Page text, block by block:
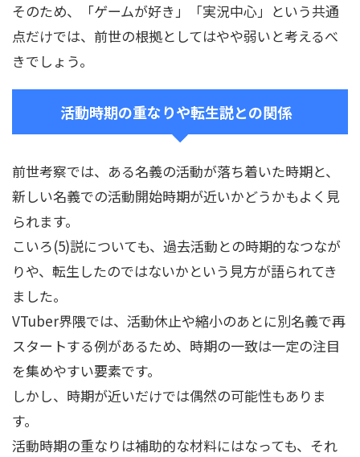
そのため、「ゲームが好き」「実況中心」という共通
点だけでは、前世の根拠としてはやや弱いと考えるべ
きでしょう。
活動時期の重なりや転生説との関係
前世考察では、ある名義の活動が落ち着いた時期と、
新しい名義での活動開始時期が近いかどうかもよく見
られます。
こいろ(5)説についても、過去活動との時期的なつなが
りや、転生したのではないかという見方が語られてき
ました。
VTuber界隈では、活動休止や縮小のあとに別名義で再
スタートする例があるため、時期の一致は一定の注目
を集めやすい要素です。
しかし、時期が近いだけでは偶然の可能性もありま
す。
活動時期の重なりは補助的な材料にはなっても、それ